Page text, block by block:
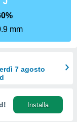
mm
7 agosto
Installa